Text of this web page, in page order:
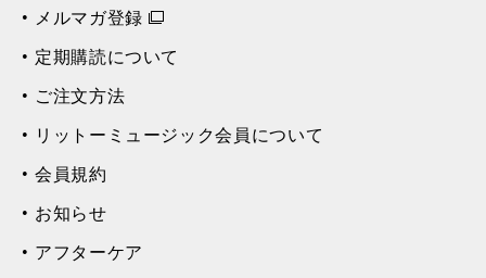
メルマガ登録
定期購読について
ご注文方法
リットーミュージック会員について
会員規約
お知らせ
アフターケア